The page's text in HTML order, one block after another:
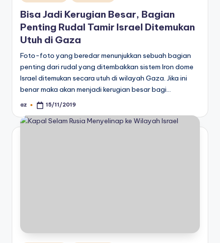
in
Bisa Jadi Kerugian Besar, Bagian
Penting Rudal Tamir Israel Ditemukan
Utuh di Gaza
Foto-foto yang beredar menunjukkan sebuah bagian
penting dari rudal yang ditembakkan sistem Iron dome
Israel ditemukan secara utuh di wilayah Gaza. Jika ini
benar maka akan menjadi kerugian besar bagi…
Posted
az 15/11/2019